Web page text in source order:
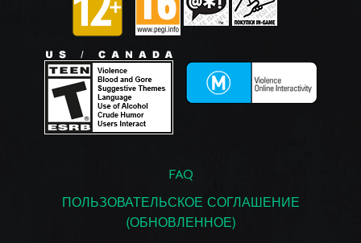
FAQ
ПОЛЬЗОВАТЕЛЬСКОЕ СОГЛАШЕНИЕ
(ОБНОВЛЕННОЕ)